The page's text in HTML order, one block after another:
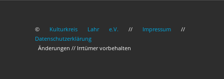
© Kulturkreis Lahr e.V. // Impressum //
Datenschutzerklärung
Änderungen // Irrtümer vorbehalten